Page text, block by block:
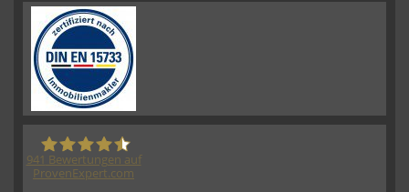
941 Bewertungen auf
ProvenExpert.com